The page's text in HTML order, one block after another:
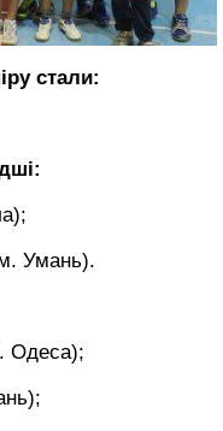
стали:
Умань).
Одеса);